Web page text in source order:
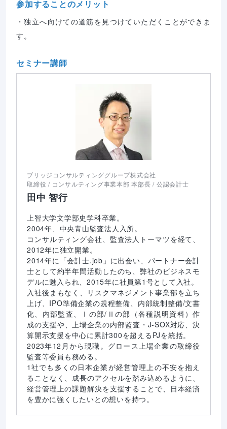
参加することのメリット
・独立へ向けての道筋を見つけていただくことができま
す。
セミナー講師
ブリッジコンサルティンググループ株式会社
取締役 / コンサルティング事業本部 本部長 / 公認会計士
田中 智行
上智大学文学部史学科卒業。
2004年、中央青山監査法人入所。
コンサルティング会社、監査法人トーマツを経て、
2012年に独立開業。
2014年に「会計士.job」に出会い、パートナー会計
士として約半年間活動したのち、弊社のビジネスモ
デルに魅入られ、2015年に社員第1号として入社。
入社後まもなく、リスクマネジメント事業部を立ち
上げ、IPO準備企業の規程整備、内部統制整備/文書
化、内部監査、Ⅰの部/Ⅱの部（各種説明資料）作
成の支援や、上場企業の内部監査・J-SOX対応、決
算開示支援を中心に累計300を超えるPJを統括。
2023年12月から現職。グロース上場企業の取締役
監査等委員も務める。
1社でも多くの日本企業が経営管理上の不安を抱え
ることなく、成長のアクセルを踏み込めるように、
経営管理上の課題解決を支援することで、日本経済
を豊かに強くしたいとの想いを持つ。